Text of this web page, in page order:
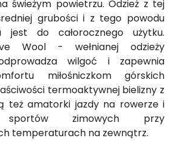
świeżym powietrzu. Odzież z tej
grubości i z tego powodu
jest do całorocznego użytku.
Wool - wełnianej odzieży
wilgoć i zapewnia
miłośniczkom górskich
termoaktywnej bielizny z
też amatorki jazdy na rowerze i
sportów zimowych przy
temperaturach na zewnątrz.